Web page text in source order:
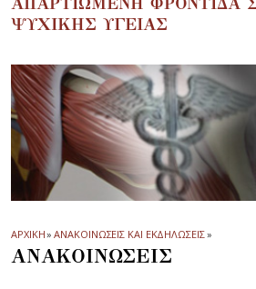
ΨΥΧΙΚΗΣ ΥΓΕΙΑΣ
ΑΡΧΙΚΗ» ΑΝΑΚΟΙΝΩΣΕΙΣ ΚΑΙ ΕΚΔΗΛΩΣΕΙΣ»
ΑΝΑΚΟΙΝΩΣΕΙΣ